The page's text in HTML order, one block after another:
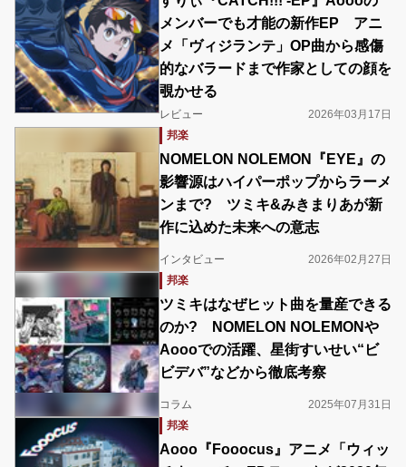
メンバーでも才能の新作EP アニ
メ「ヴィジランテ」OP曲から感傷
的なバラードまで作家としての顔を
覗かせる
レビュー
2026年03月17日
邦楽
NOMELON NOLEMON『EYE』の
影響源はハイパーポップからラーメ
ンまで? ツミキ&みきまりあが新
作に込めた未来への意志
インタビュー
2026年02月27日
邦楽
ツミキはなぜヒット曲を量産できる
のか? NOMELON NOLEMONや
Aoooでの活躍、星街すいせい“ビ
ビデバ”などから徹底考察
コラム
2025年07月31日
邦楽
Aooo『Fooocus』アニメ「ウィッ